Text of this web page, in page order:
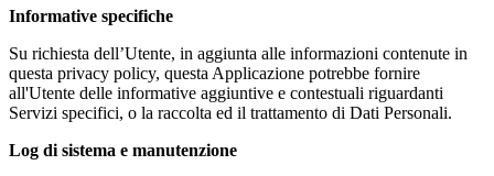
Informative specifiche
Su richiesta dell’Utente, in aggiunta alle informazioni contenute in
questa privacy policy, questa Applicazione potrebbe fornire
all'Utente delle informative aggiuntive e contestuali riguardanti
Servizi specifici, o la raccolta ed il trattamento di Dati Personali.
Log di sistema e manutenzione